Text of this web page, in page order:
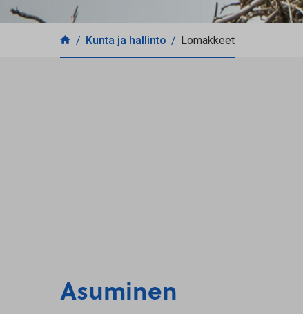
Kunta ja hallinto Lomakkeet
Asuminen